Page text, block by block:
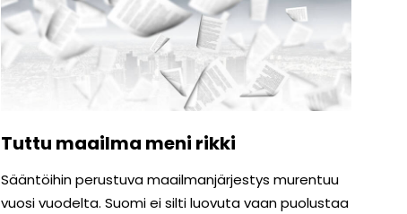
Tuttu maailma meni rikki
Sääntöihin perustuva maailmanjärjestys murentuu
vuosi vuodelta. Suomi ei silti luovuta vaan puolustaa